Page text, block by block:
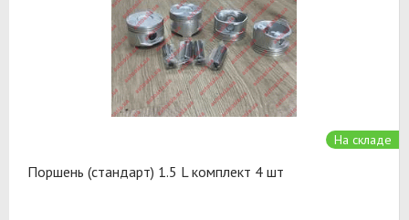
На складе
Поршень (стандарт) 1.5 L комплект 4 шт